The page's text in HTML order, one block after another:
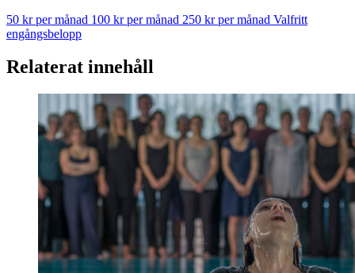
50 kr per månad 100 kr per månad 250 kr per månad Valfritt
engångsbelopp
Relaterat innehåll